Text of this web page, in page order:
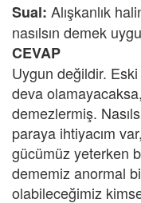
Sual: Alışkanlık
nasılsın demek
CEVAP
Uygun değildir.
deva
demezlermiş.
paraya ihtiyacım
gücümüz yeterken
dememiz anormal
olabileceğimiz